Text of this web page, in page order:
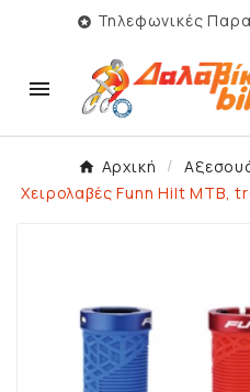
 Τηλεφωνικές

Αρχική
Χειρολαβές Funn Hilt MTB,